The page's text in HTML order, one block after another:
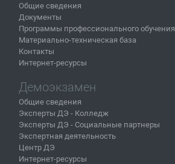
Общие сведения
Документы
Программы профессионального обучения
Материально-техническая база
Контакты
Интернет-ресурсы
Демоэкзамен
Общие сведения
Эксперты ДЭ - Колледж
Эксперты ДЭ - Социальные партнеры
Экспертная деятельность
Центр ДЭ
Интернет-ресурсы